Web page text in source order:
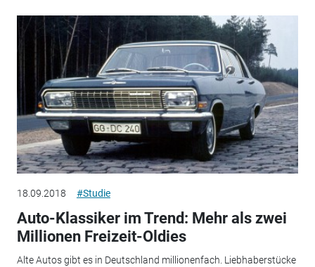
18.09.2018 #Studie
Auto-Klassiker im Trend: Mehr als zwei
Millionen Freizeit-Oldies
Alte Autos gibt es in Deutschland millionenfach. Liebhaberstücke